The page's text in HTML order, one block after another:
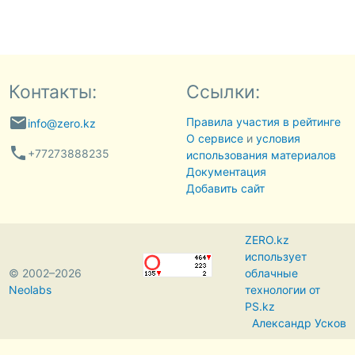
Контакты:
emailinfo@zero.kz
phone +77273888235
Ссылки:
Правила участия в рейтинге
О сервисеи условия
использования материалов
Документация
Добавить сайт
© 2002–2026
Neolabs
ZERO.kz
использует
облачные
технологии от
PS.kz
Александр Усков